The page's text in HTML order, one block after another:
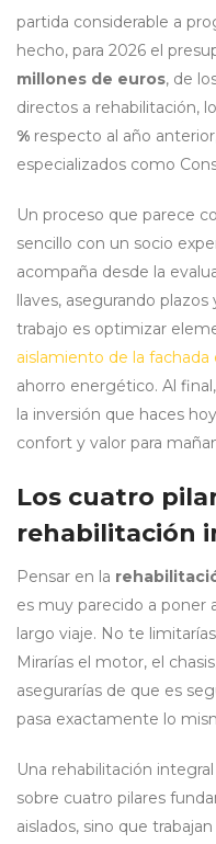
partida considerable a
hecho, para 2026 el
millones de euros, de
directos a rehabilitación,
% respecto al año
especializados como
Un proceso que parece
sencillo con un socio
acompaña desde la
llaves, asegurando
trabajo es optimizar
aislamiento de la fachada
ahorro energético. Al
la inversión que haces
confort y valor para
Los cuatro
rehabilitación
Pensar en la
es muy parecido a poner
largo viaje. No te
Mirarías el motor, el
asegurarías de que es
pasa exactamente lo
Una rehabilitación
sobre cuatro pilares
aislados, sino que